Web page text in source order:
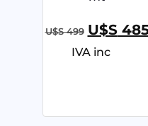
U$S499 U$S
IVA inc